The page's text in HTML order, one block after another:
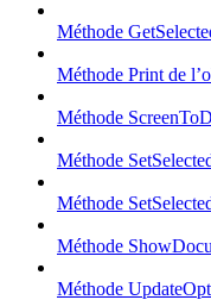
Méthode
Méthode Print de
Méthode
Méthode
Méthode
Méthode
Méthode